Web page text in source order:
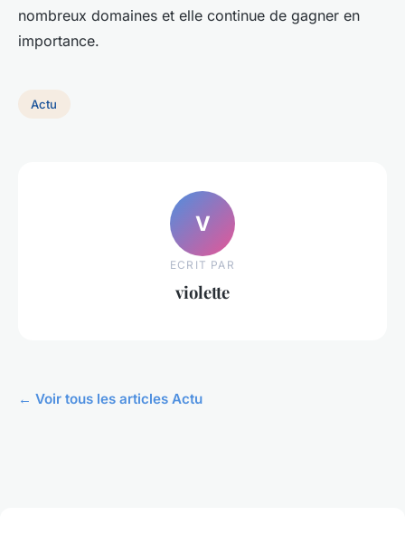
nombreux domaines et elle continue de gagner en
importance.
Actu
V
ECRIT PAR
violette
← Voir tous les articles Actu